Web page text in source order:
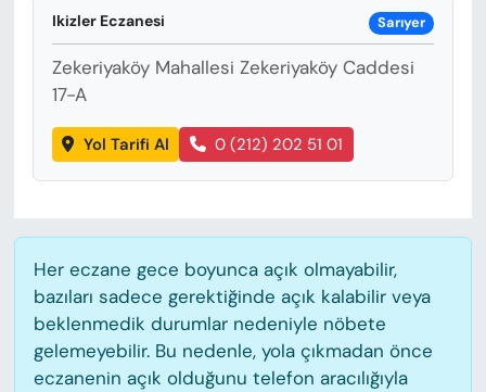
Ikizler Eczanesi Sarıyer
Zekeriyaköy Mahallesi Zekeriyaköy Caddesi
17-A
Yol Tarifi Al 0 (212) 202 51 01
Her eczane gece boyunca açık olmayabilir,
bazıları sadece gerektiğinde açık kalabilir veya
beklenmedik durumlar nedeniyle nöbete
gelemeyebilir. Bu nedenle, yola çıkmadan önce
eczanenin açık olduğunu telefon aracılığıyla